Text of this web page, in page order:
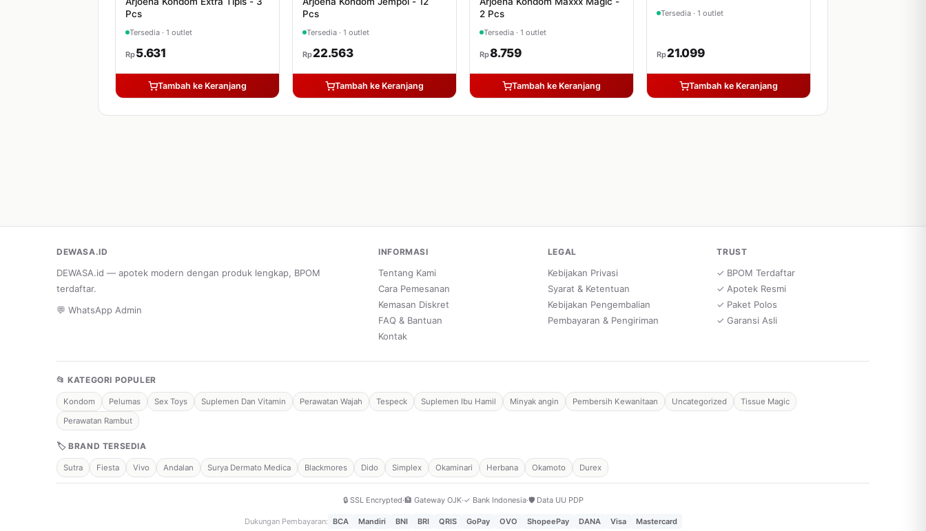
Pcs
Tersedia · 1 outlet
Rp5.631
Tambah ke Keranjang
Pcs
Tersedia · 1 outlet
Rp22.563
Tambah ke Keranjang
2 Pcs
Tersedia · 1 outlet
Rp8.759
Tambah ke Keranjang
Tersedia · 1 outlet
Rp21.099
Tambah ke Keranjang
DEWASA.ID
DEWASA.id — apotek modern dengan produk lengkap, BPOM
terdaftar.
💬 WhatsApp Admin
INFORMASI
Tentang Kami
Cara Pemesanan
Kemasan Diskret
FAQ & Bantuan
Kontak
LEGAL
Kebijakan Privasi
Syarat & Ketentuan
Kebijakan Pengembalian
Pembayaran & Pengiriman
TRUST
✓ BPOM Terdaftar
✓ Apotek Resmi
✓ Paket Polos
✓ Garansi Asli
📂 KATEGORI POPULER
Kondom Pelumas Sex Toys Suplemen Dan Vitamin Perawatan Wajah Tespeck Suplemen Ibu Hamil Minyak angin Pembersih Kewanitaan Uncategorized
Tissue Magic
Perawatan Rambut
🏷 BRAND TERSEDIA
Sutra Fiesta Vivo Andalan Surya Dermato Medica Blackmores Dido Simplex Okaminari Herbana Okamoto Durex
🔒 SSL Encrypted·🏦 Gateway OJK·✓ Bank Indonesia·🛡️ Data UU PDP
Dukungan Pembayaran: BCA Mandiri BNI BRI QRIS GoPay OVO ShopeePay DANA Visa Mastercard